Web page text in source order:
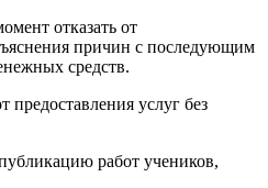
отказать от
причин с последующим
средств.
предоставления услуг без
работ учеников,